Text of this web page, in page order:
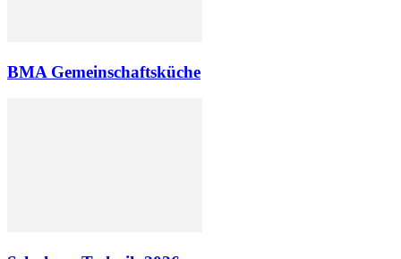
BMA Gemeinschaftsküche